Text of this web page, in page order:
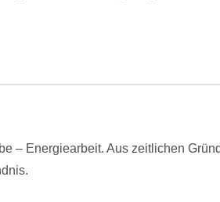
– Energiearbeit. Aus zeitlichen